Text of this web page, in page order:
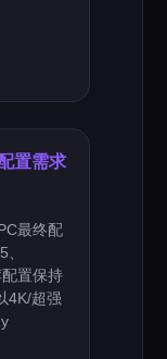
置需求
最终配
置保持
4K/超强